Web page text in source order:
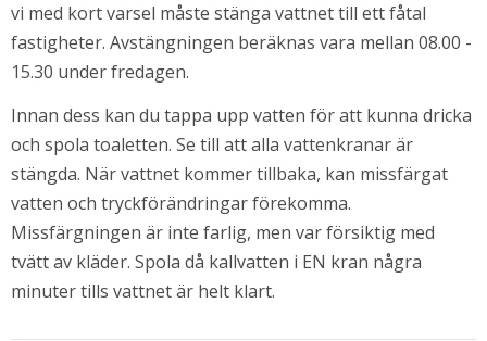
vi med kort varsel måste stänga vattnet till ett fåtal
fastigheter. Avstängningen beräknas vara mellan 08.00 -
15.30 under fredagen.
Innan dess kan du tappa upp vatten för att kunna dricka
och spola toaletten. Se till att alla vattenkranar är
stängda. När vattnet kommer tillbaka, kan missfärgat
vatten och tryckförändringar förekomma.
Missfärgningen är inte farlig, men var försiktig med
tvätt av kläder. Spola då kallvatten i EN kran några
minuter tills vattnet är helt klart.